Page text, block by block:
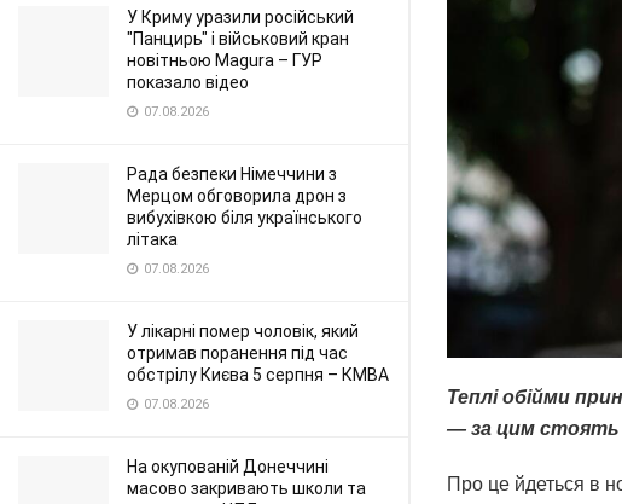
У Криму уразили російський
"Панцирь" і військовий кран
новітньою Magura – ГУР
показало відео
07.08.2026
Рада безпеки Німеччини з
Мерцом обговорила дрон з
вибухівкою біля українського
літака
07.08.2026
У лікарні помер чоловік, який
отримав поранення під час
обстрілу Києва 5 серпня – КМВА
07.08.2026
На окупованій Донеччині
масово закривають школи та
Теплі обійми
— за цим стоять
Про це йдеться в